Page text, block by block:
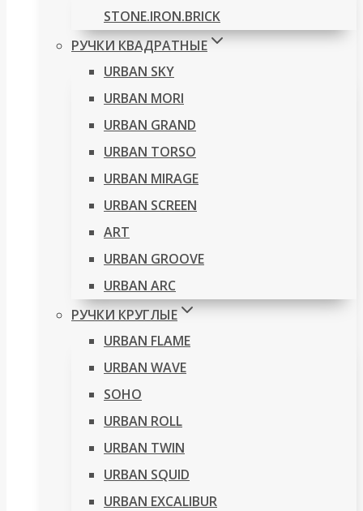
STONE.IRON.BRICK
РУЧКИ КВАДРАТНЫЕ
URBAN SKY
URBAN MORI
URBAN GRAND
URBAN TORSO
URBAN MIRAGE
URBAN SCREEN
ART
URBAN GROOVE
URBAN ARC
РУЧКИ КРУГЛЫЕ
URBAN FLAME
URBAN WAVE
SOHO
URBAN ROLL
URBAN TWIN
URBAN SQUID
URBAN EXCALIBUR